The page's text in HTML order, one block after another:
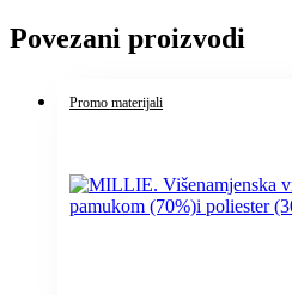
Povezani proizvodi
Promo materijali